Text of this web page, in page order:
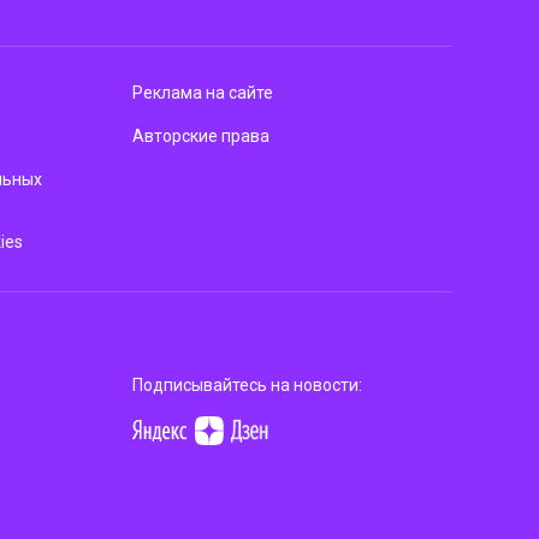
Реклама на сайте
Авторские права
Подписывайтесь на новости: